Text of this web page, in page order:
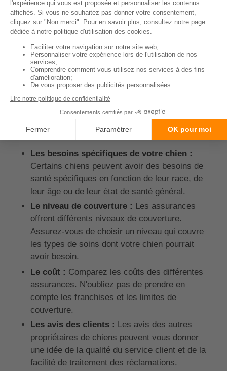
Comment savoir quelle est
la meilleure assurance pour
un petit basset griffon
vendéen ?
Choisir la meilleure assurance pour votre petit
dépend de plusieurs facteurs.
Voici quelques points à considérer :
Les besoins spécifiques de votre chien :
Certains chiens peuvent avoir des besoins de
santé spécifiques en fonction de leur race, de
leur âge ou de leur état de santé général.
Le niveau de couverture : Les assurances
offrent différents niveaux de couverture.
Assurez-vous de choisir un niveau qui couvre
les types de soins dont votre chien pourrait
avoir besoin.
Le coût : Comparez les coûts des différentes
assurances. N'oubliez pas de prendre en
compte les franchises et les limites de
couverture.
Les avis des clients : Les avis des autres
propriétaires de chiens peuvent vous donner
une idée de la qualité du service client et de la
facilité de traitement des réclamations.